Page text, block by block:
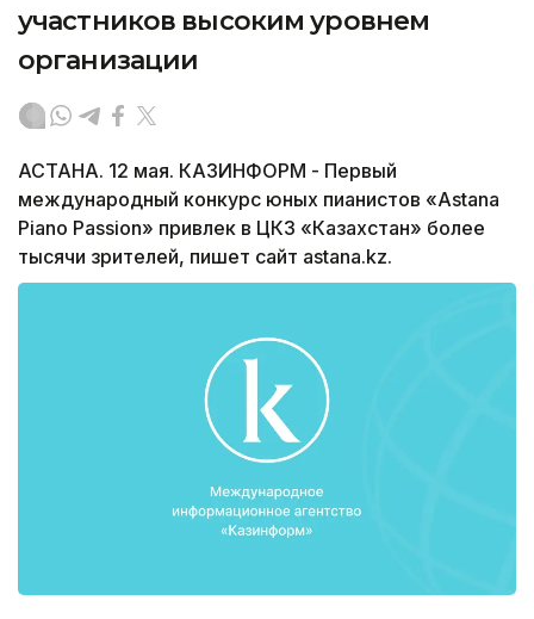
участников высоким уровнем
организации
АСТАНА. 12 мая. КАЗИНФОРМ - Первый
международный конкурс юных пианистов «Astana
Piano Passion» привлек в ЦКЗ «Казахстан» более
тысячи зрителей, пишет сайт astana.kz.